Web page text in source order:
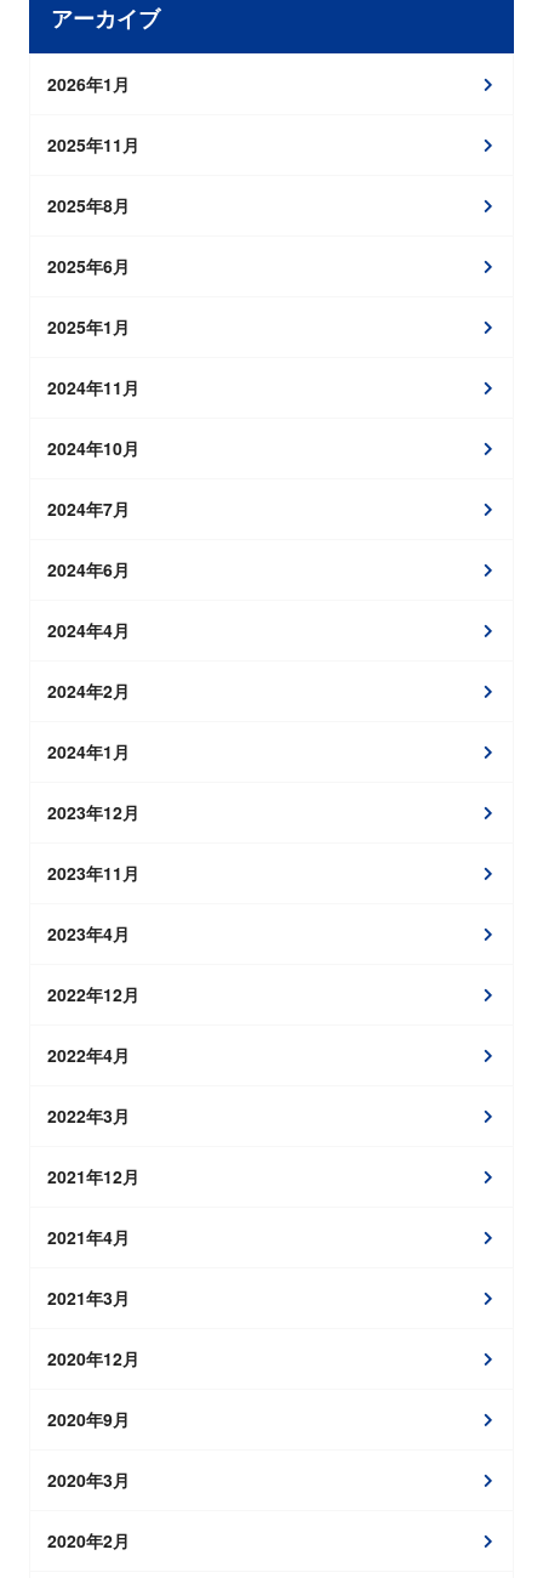
アーカイブ
2026年1月
2025年11月
2025年8月
2025年6月
2025年1月
2024年11月
2024年10月
2024年7月
2024年6月
2024年4月
2024年2月
2024年1月
2023年12月
2023年11月
2023年4月
2022年12月
2022年4月
2022年3月
2021年12月
2021年4月
2021年3月
2020年12月
2020年9月
2020年3月
2020年2月